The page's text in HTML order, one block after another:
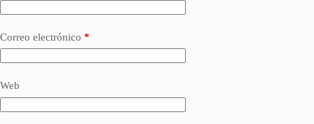
Correo electrónico *
Web